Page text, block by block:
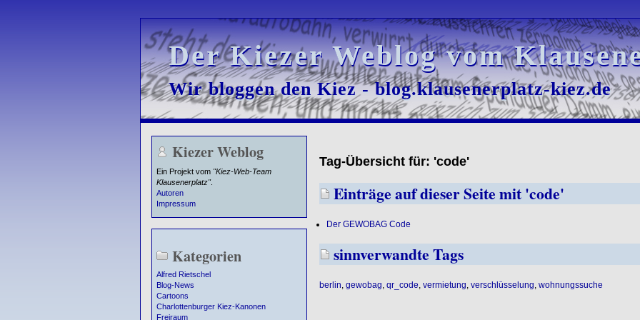
Der Kiezer Weblog vom
Der Kiezer Weblog vom
Wir bloggen den Kiez - blog.klausenerplatz-kiez.de
Wir bloggen den Kiez - blog.klausenerplatz-kiez.de
Kiezer Weblog
Ein Projekt vom "Kiez-Web-Team
Klausenerplatz".
Autoren
Impressum
Kategorien
Alfred Rietschel
Blog-News
Cartoons
Charlottenburger Kiez-Kanonen
Freiraum
Tag-Übersicht für: 'code'
Einträge auf dieser Seite mit 'code'
Der GEWOBAG Code
sinnverwandte Tags
berlin gewobag qr_code vermietung verschlüsselung wohnungssuche